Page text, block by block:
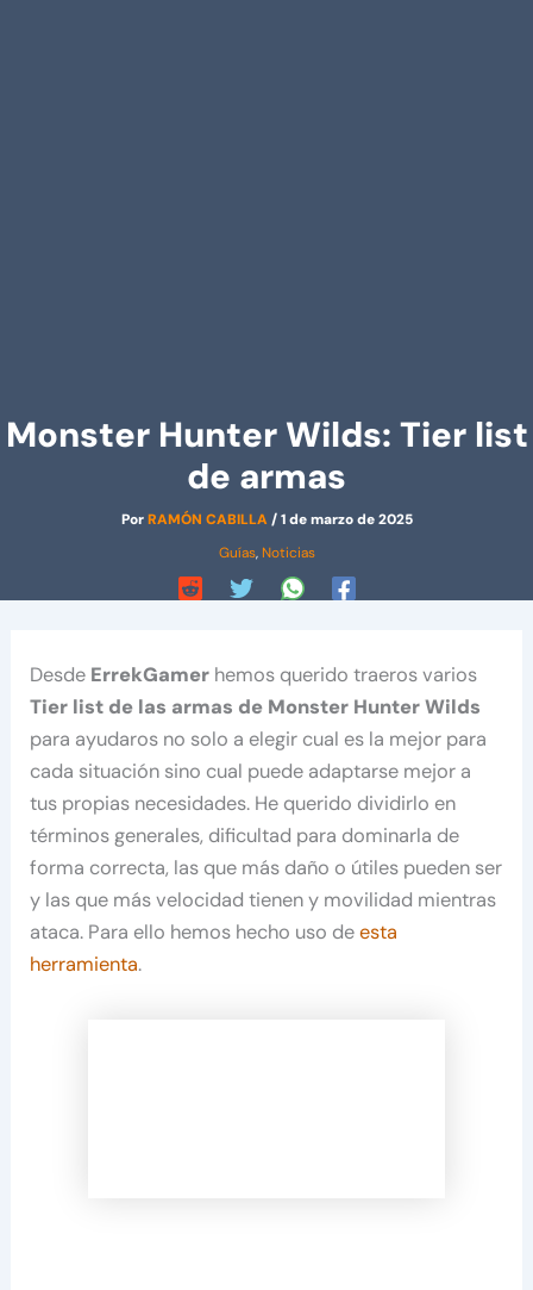
Monster Hunter Wilds: Tier list
de armas
PorRAMÓN CABILLA/1 de marzo de 2025
Guías, Noticias
Desde ErrekGamer hemos querido traeros varios
Tier list de las armas de Monster Hunter Wilds
para ayudaros no solo a elegir cual es la mejor para
cada situación sino cual puede adaptarse mejor a
tus propias necesidades. He querido dividirlo en
términos generales, dificultad para dominarla de
forma correcta, las que más daño o útiles pueden ser
y las que más velocidad tienen y movilidad mientras
ataca. Para ello hemos hecho uso deesta
herramienta.